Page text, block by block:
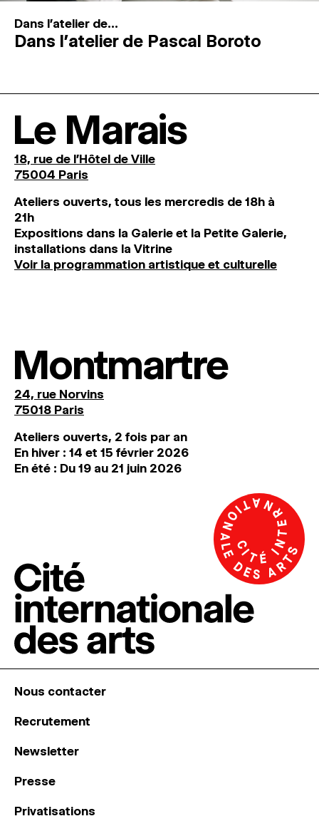
Dans l'atelier de...
Dans l’atelier de Pascal Boroto
Le Marais
18, rue de l'Hôtel de Ville
75004 Paris
Ateliers ouverts, tous les mercredis de 18h à
21h
Expositions dans la Galerie et la Petite Galerie,
installations dans la Vitrine
Voir la programmation artistique et culturelle
Montmartre
24, rue Norvins
75018 Paris
Ateliers ouverts, 2 fois par an
En hiver : 14 et 15 février 2026
En été : Du 19 au 21 juin 2026
Nous contacter
Recrutement
Newsletter
Presse
Privatisations